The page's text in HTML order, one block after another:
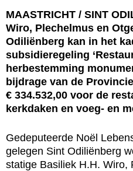
MAASTRICHT / SINT
Wiro, Plechelmus en
Odiliënberg kan in het
subsidieregeling
herbestemming
bijdrage van de
€ 334.532,00 voor de
kerkdaken en voeg- en
Gedeputeerde Noël
gelegen Sint Odiliënberg
statige Basiliek H.H. Wiro,